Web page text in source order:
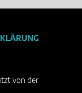
von der